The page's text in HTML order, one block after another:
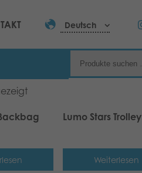
Deutsch
Lumo Stars Trolley
Weiterlesen